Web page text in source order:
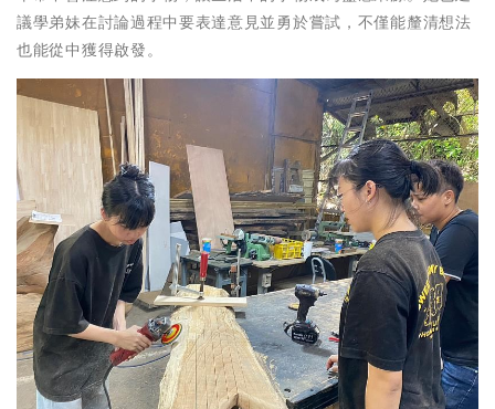
議學弟妹在討論過程中要表達意見並勇於嘗試，不僅能釐清想法
也能從中獲得啟發。